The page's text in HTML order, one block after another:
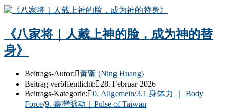
《八家将｜人戴上神的脸，成为神的替
身》
Beitrags-Autor:
黃甯 (Ning Huang)
Beitrag veröffentlicht:
28. Februar 2026
Beitrags-Kategorie:
0. Allgemein/3.1 身体力 ｜ Body
Force/9. 臺灣脉动｜Pulse of Taiwan